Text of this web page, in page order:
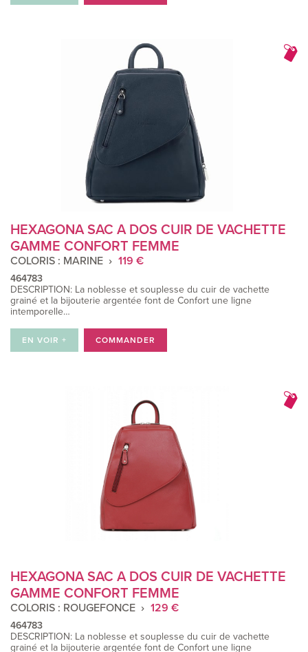
HEXAGONA SAC A DOS CUIR DE VACHETTE
GAMME CONFORT FEMME
COLORIS : MARINE 119 €
464783
DESCRIPTION: La noblesse et souplesse du cuir de vachette
grainé et la bijouterie argentée font de Confort une ligne
intemporelle…
EN VOIR + COMMANDER
HEXAGONA SAC A DOS CUIR DE VACHETTE
GAMME CONFORT FEMME
COLORIS : ROUGEFONCE 129 €
464783
DESCRIPTION: La noblesse et souplesse du cuir de vachette
grainé et la bijouterie argentée font de Confort une ligne